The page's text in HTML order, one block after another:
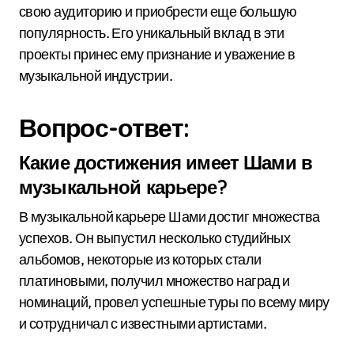
свою аудиторию и приобрести еще большую
популярность. Его уникальный вклад в эти
проекты принес ему признание и уважение в
музыкальной индустрии.
Вопрос-ответ:
Какие достижения имеет Шами в
музыкальной карьере?
В музыкальной карьере Шами достиг множества
успехов. Он выпустил несколько студийных
альбомов, некоторые из которых стали
платиновыми, получил множество наград и
номинаций, провел успешные туры по всему миру
и сотрудничал с известными артистами.